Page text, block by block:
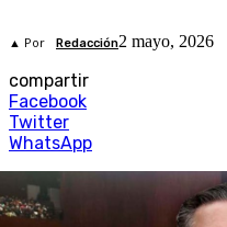
▲ Por Redacción2 mayo, 2026
compartir
Facebook
Twitter
WhatsApp